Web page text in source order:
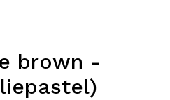
brown -